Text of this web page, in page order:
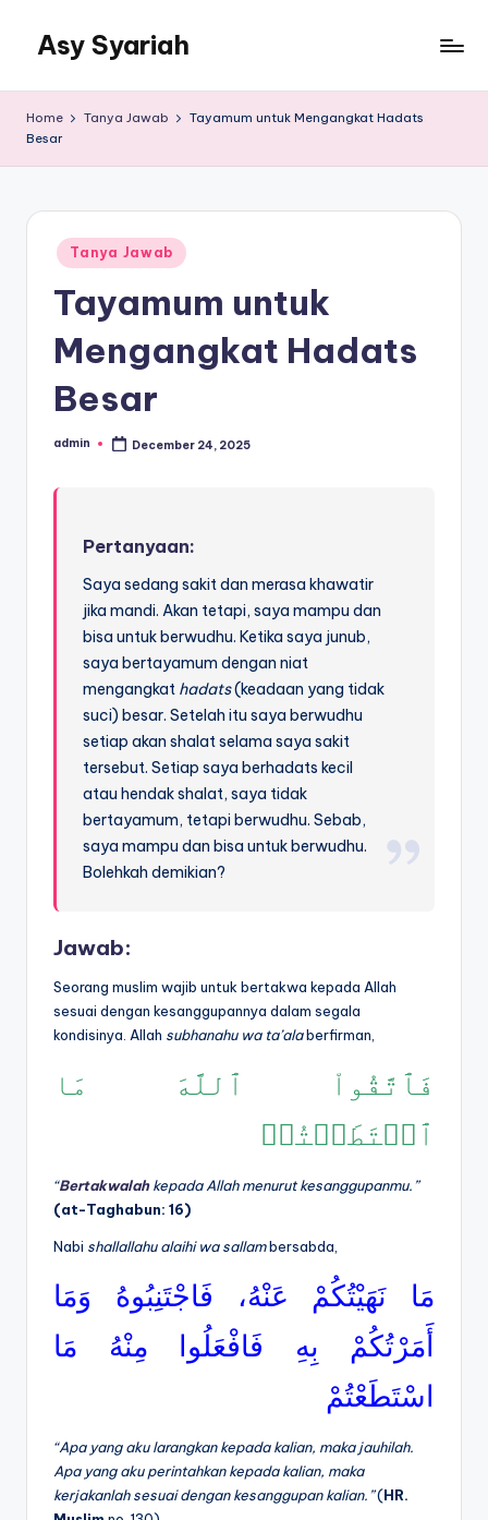
content
Asy Syariah
Ilmu
Home Tanya Jawab
Tayamum untuk Mengangkat Hadats
Besar
Posted
in
Tanya Jawab
Tayamum untuk
Mengangkat Hadats
Besar
Posted
admin December 24, 2025
Pertanyaan:
Saya sedang sakit dan merasa khawatir
jika mandi. Akan tetapi, saya mampu dan
bisa untuk berwudhu. Ketika saya junub,
saya bertayamum dengan niat
mengangkat hadats(keadaan yang tidak
suci) besar. Setelah itu saya berwudhu
setiap akan shalat selama saya sakit
tersebut. Setiap saya berhadats kecil
atau hendak shalat, saya tidak
bertayamum, tetapi berwudhu. Sebab,
saya mampu dan bisa untuk berwudhu.
Bolehkah demikian?
Jawab:
Seorang muslim wajib untuk bertakwa kepada Allah
sesuai dengan kesanggupannya dalam segala
kondisinya. Allah subhanahu wata’alaberfirman,
فَٱتَّقُواْ ٱللَّهَ مَا
ٱسۡتَطَعۡتُمۡ
“Bertakwalahkepada Allah menurut kesanggupanmu.”
(at-Taghabun: 16)
Nabi shallallahu alaihi wa sallambersabda,
مَا نَهَيْتُكُمْ عَنْهُ، فَاجْتَنِبُوهُ وَمَا
أَمَرْتُكُمْ بِهِ فَافْعَلُوا مِنْهُ مَا
اسْتَطَعْتُمْ
“Apa yang aku larangkan kepada kalian, maka jauhilah.
Apa yang aku perintahkan kepada kalian, maka
kerjakanlah sesuai dengan kesanggupan kalian.”(HR.